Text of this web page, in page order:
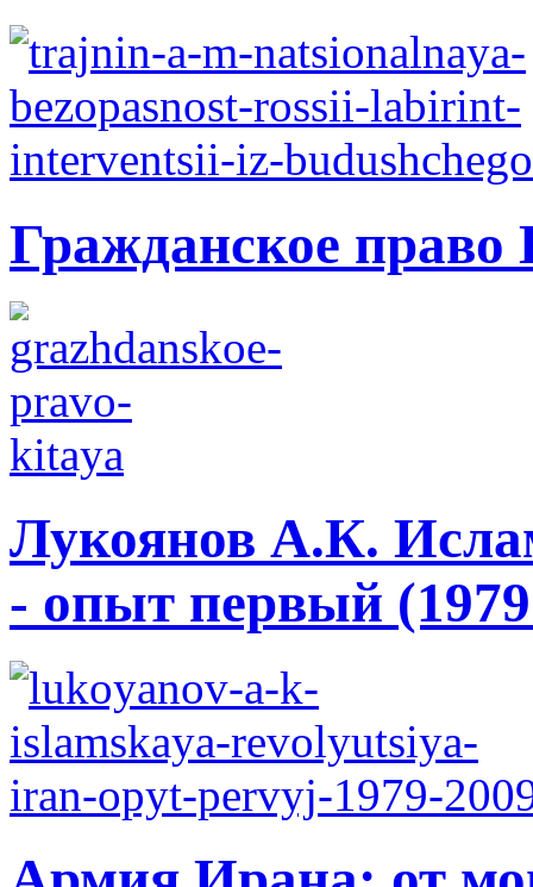
Гражданское право
Лукоянов А.К.
- опыт первый